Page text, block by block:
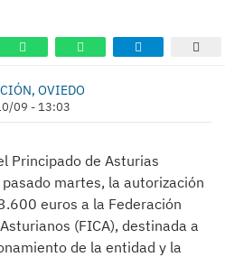
OVIEDO
09 - 13:03
Principado de Asturias
martes, la autorización
euros a la Federación
(FICA), destinada a
de la entidad y la